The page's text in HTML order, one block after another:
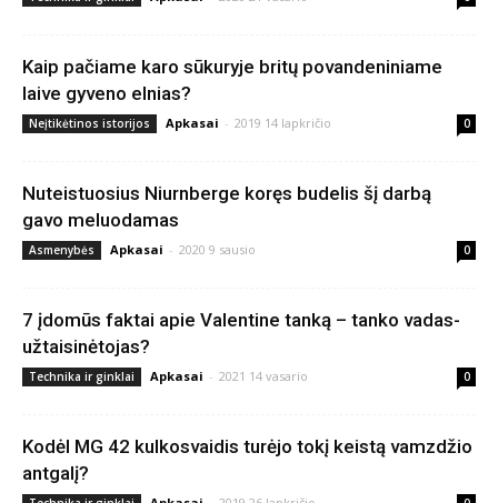
Kaip pačiame karo sūkuryje britų povandeniniame
laive gyveno elnias?
Neįtikėtinos istorijos Apkasai - 2019 14 lapkričio 0
Nuteistuosius Niurnberge koręs budelis šį darbą
gavo meluodamas
Asmenybės Apkasai - 2020 9 sausio 0
7 įdomūs faktai apie Valentine tanką – tanko vadas-
užtaisinėtojas?
Technika ir ginklai Apkasai - 2021 14 vasario 0
Kodėl MG 42 kulkosvaidis turėjo tokį keistą vamzdžio
antgalį?